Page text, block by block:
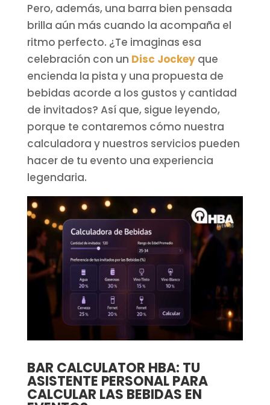
Pero, además, una barra bien pensada
brilla aún más cuando la acompaña el
ritmo perfecto. ¿Te imaginas esa
celebración con un Disc Jockeyque
encienda la pista y una propuesta de
bebidas acorde a los gustos y cantidad
de invitados? Así que, sigue leyendo,
porque te contaremos cómo nuestra
calculadora y nuestros servicios pueden
hacer de tu evento una experiencia
legendaria.
BAR CALCULATOR HBA: TU
ASISTENTE PERSONAL PARA
CALCULAR LAS BEBIDAS EN